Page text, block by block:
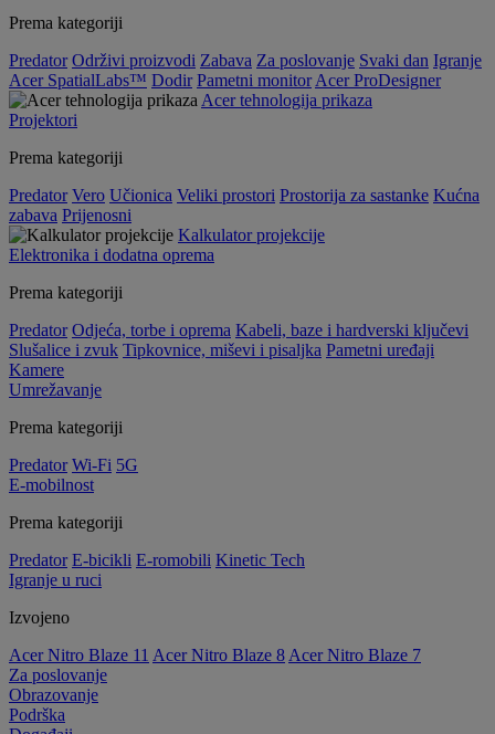
Prema kategoriji
Predator Održivi proizvodi Zabava Za poslovanje Svaki dan Igranje
Acer SpatialLabs™ Dodir Pametni monitor Acer ProDesigner
Acer tehnologija prikaza
Projektori
Prema kategoriji
Predator Vero Učionica Veliki prostori Prostorija za sastanke Kućna
zabava Prijenosni
Kalkulator projekcije
Elektronika i dodatna oprema
Prema kategoriji
Predator Odjeća, torbe i oprema Kabeli, baze i hardverski ključevi
Slušalice i zvuk Tipkovnice, miševi i pisaljka Pametni uređaji
Kamere
Umrežavanje
Prema kategoriji
Predator Wi-Fi 5G
E-mobilnost
Prema kategoriji
Predator E-bicikli E-romobili Kinetic Tech
Igranje u ruci
Izvojeno
Acer Nitro Blaze 11 Acer Nitro Blaze 8 Acer Nitro Blaze 7
Za poslovanje
Obrazovanje
Podrška